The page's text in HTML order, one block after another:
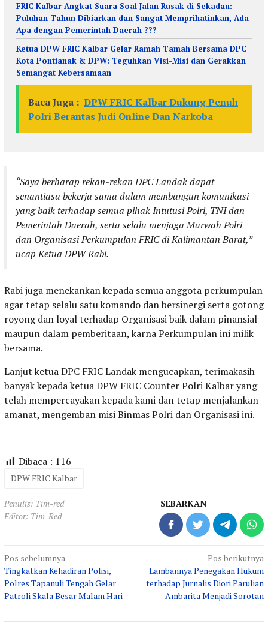
FRIC Kalbar Angkat Suara Soal Jalan Rusak di Sekadau:
Puluhan Tahun Dibiarkan dan Sangat Memprihatinkan, Ada
Apa dengan Pemerintah Daerah ???
Ketua DPW FRIC Kalbar Gelar Ramah Tamah Bersama DPC
Kota Pontianak & DPW: Teguhkan Visi-Misi dan Gerakkan
Semangat Kebersamaan
Baca Juga : DPW FRIC Kalbar Dukung Penuh
Polri Berantas Judi Online Dan Narkoba
“Saya berharap rekan-rekan DPC Landak dapat
senantiasa bekerja sama dalam membangun komunikasi
yang baik terhadap semua pihak Intutusi Polri, TNI dan
Pemerintah Daerah, serta selalu menjaga Marwah Polri
dan Organisasi Perkumpulan FRIC di Kalimantan Barat,”
ucap Ketua DPW Rabi.
Rabi juga menekankan kepada semua anggota perkumpulan
agar tetap selalu satu komando dan bersinergi serta gotong
royong dan loyal terhadap Organisasi baik dalam pinansial
maupun dalam pemberitaan, karna Perkumpulan ini milik
bersama.
Lanjut ketua DPC FRIC Landak mengucapkan, terimakasih
banyak kepada ketua DPW FRIC Counter Polri Kalbar yang
telah mempercayakan kepada kami dan tetap menjalankan
amanat, mengemban misi Binmas Polri dan Organisasi ini.
Dibaca : 116
DPW FRIC Kalbar
Penulis: Tim-red
Editor: Tim-Red
SEBARKAN
Navigasi
pos
Pos sebelumnya
Tingkatkan Kehadiran Polisi,
Polres Tapanuli Tengah Gelar
Patroli Skala Besar Malam Hari
Pos berikutnya
Lambannya Penegakan Hukum
terhadap Jurnalis Diori Parulian
Ambarita Menjadi Sorotan